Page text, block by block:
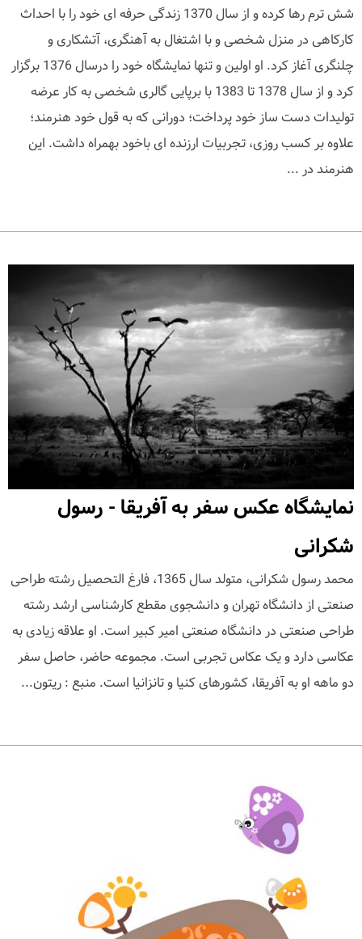
شش ترم رها کرده و از سال 1370 زندگی حرفه ای خود را با احداث
کارکاهی در منزل شخصی و با اشتغال به آهنگری، آتشکاری و
چلنگری آغاز کرد. او اولین و تنها نمایشگاه خود را درسال 1376 برگزار
کرد و از سال 1378 تا 1383 با برپایی گالری شخصی به کار عرضه
تولیدات دست ساز خود پرداخت؛ دورانی که به قول خود هنرمند؛
علاوه بر کسب روزی، تجربیات ارزنده ای باخود بهمراه داشت. این
هنرمند در ...
نمایشگاه عکس سفر به آفریقا - رسول
شکرانی
محمد رسول شکرانی، متولد سال 1365، فارغ التحصیل رشته طراحی
صنعتی از دانشگاه تهران و دانشجوی مقطع کارشناسی ارشد رشته
طراحی صنعتی در دانشگاه صنعتی امیر کبیر است. او علاقه زیادی به
عکاسی دارد و یک عکاس تجربی است. مجموعه حاضر، حاصل سفر
دو ماهه او به آفریقا، کشورهای کنیا و تانزانیا است. منبع : ریتون...